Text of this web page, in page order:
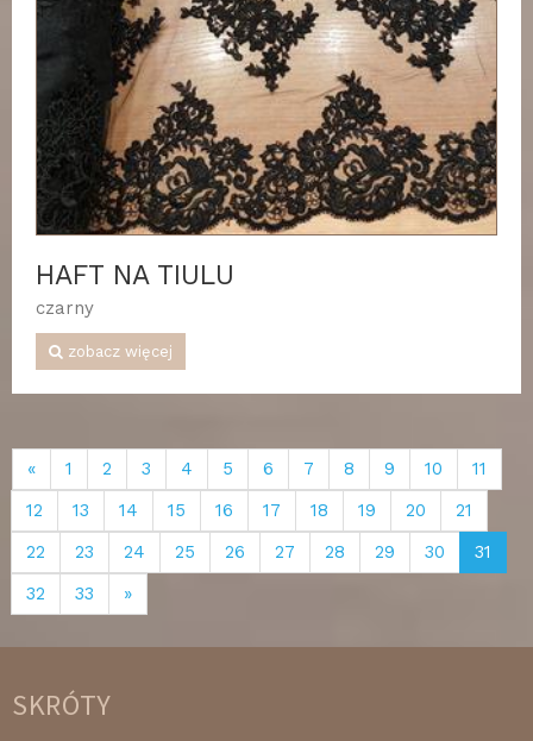
HAFT NA TIULU
czarny
zobacz więcej
« 1 2 3 4 5 6 7 8 9 10
11
12
13 14 15 16 17 18 19 20
21
22
23 24 25 26 27 28 29 30
31
32
33 »
SKRÓTY